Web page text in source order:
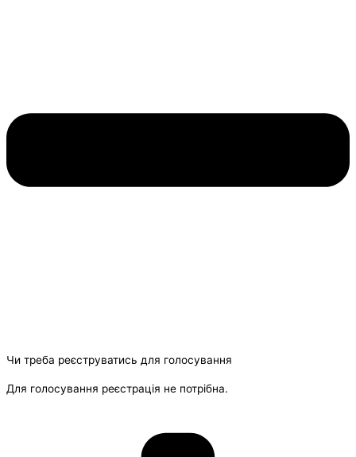
Чи треба реєструватись для голосування
Для голосування реєстрація не потрібна.